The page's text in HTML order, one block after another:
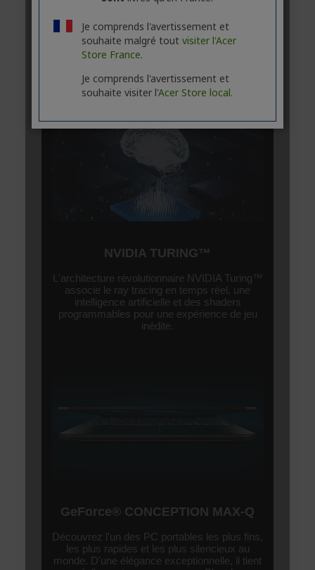
Je comprends l'avertissement et
souhaite malgré tout visiter l'Acer
Store France.
Je comprends l'avertissement et
souhaite visiter l'Acer Store local.